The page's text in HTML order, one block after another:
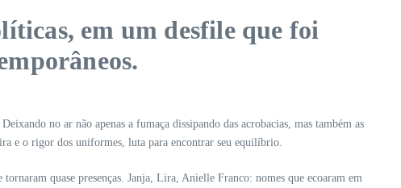
em um desfile que foi
no ar não apenas a fumaça dissipando das acrobacias, mas também as
e o rigor dos uniformes, luta para encontrar seu equilíbrio.
quase presenças. Janja, Lira, Anielle Franco: nomes que ecoaram em